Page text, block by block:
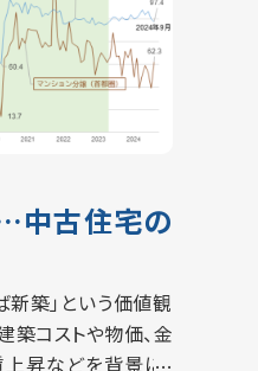
中古住宅の
新築」という価値観
築コストや物価、金
昇などを背景に、